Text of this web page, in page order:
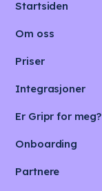
Startsiden
Om oss
Priser
Integrasjoner
Er Gripr for meg?
Onboarding
Partnere